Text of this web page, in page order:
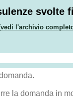
svolte
l'archivio